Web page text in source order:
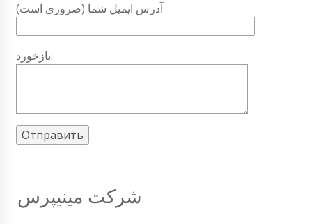
آدرس ایمیل شما (ضروری است)
بازخورد:
شرکت مینیپرس